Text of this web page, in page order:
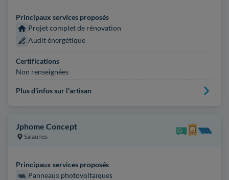
Principaux services proposés
Projet complet de rénovation
Audit énergétique
Certifications
Non renseignées
Plus d'infos sur l'artisan
Jphome Concept
Salaunes
Principaux services proposés
Panneaux photovoltaïques